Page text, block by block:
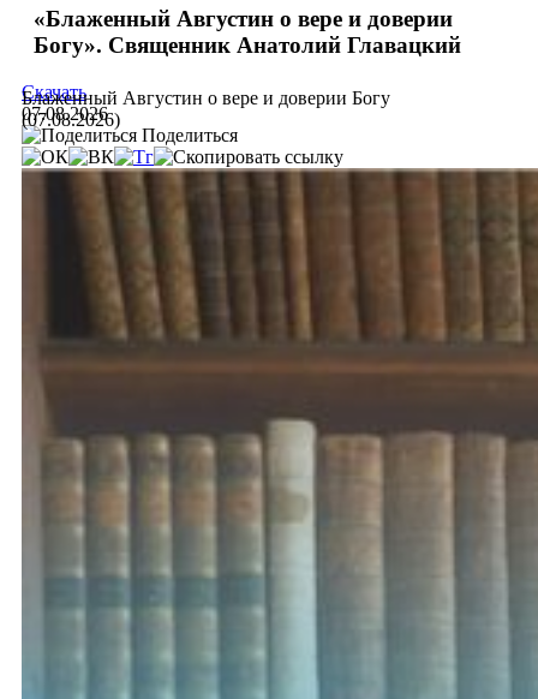
«Блаженный Августин о вере и доверии
Богу». Священник Анатолий Главацкий
Блаженный Августин о вере и доверии Богу
(07.08.2026)
Скачать
07.08.2026
Поделиться